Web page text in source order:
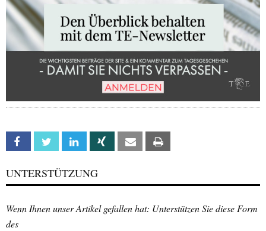
Facebook Twitter Linkedin Xing Email
UNTERSTÜTZUNG
Wenn Ihnen unser Artikel gefallen hat: Unterstützen Sie diese Form
des